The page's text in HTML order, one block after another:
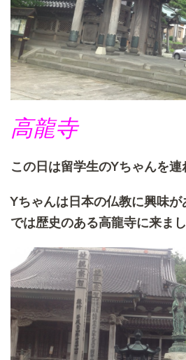
高龍寺
この日は留学生のYちゃんを
Yちゃんは日本の仏教に興味
では歴史のある高龍寺に来ま